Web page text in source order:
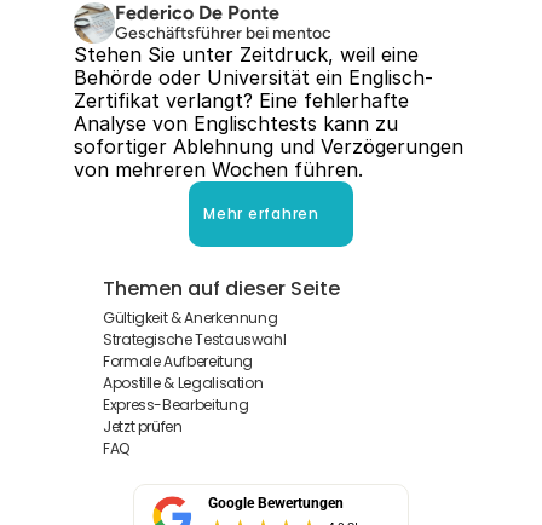
Federico De Ponte
Geschäftsführer bei mentoc
Stehen Sie unter Zeitdruck, weil eine
Behörde oder Universität ein Englisch-
Zertifikat verlangt? Eine fehlerhafte
Analyse von Englischtests kann zu
sofortiger Ablehnung und Verzögerungen
von mehreren Wochen führen.
Mehr erfahren
Themen auf dieser Seite
Gültigkeit & Anerkennung
Strategische Testauswahl
Formale Aufbereitung
Apostille & Legalisation
Express-Bearbeitung
Jetzt prüfen
FAQ
Google Bewertungen